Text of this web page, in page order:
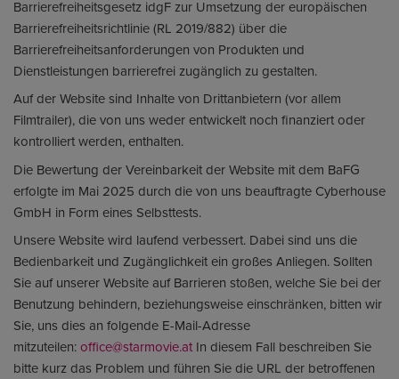
Barrierefreiheitsgesetz idgF zur Umsetzung der europäischen
Barrierefreiheitsrichtlinie (RL 2019/882) über die
Barrierefreiheitsanforderungen von Produkten und
Dienstleistungen barrierefrei zugänglich zu gestalten.
Auf der Website sind Inhalte von Drittanbietern (vor allem
Filmtrailer), die von uns weder entwickelt noch finanziert oder
kontrolliert werden, enthalten.
Die Bewertung der Vereinbarkeit der Website mit dem BaFG
erfolgte im Mai 2025 durch die von uns beauftragte Cyberhouse
GmbH in Form eines Selbsttests.
Unsere Website wird laufend verbessert. Dabei sind uns die
Bedienbarkeit und Zugänglichkeit ein großes Anliegen. Sollten
Sie auf unserer Website auf Barrieren stoßen, welche Sie bei der
Benutzung behindern, beziehungsweise einschränken, bitten wir
Sie, uns dies an folgende E-Mail-Adresse
mitzuteilen:office@starmovie.at In diesem Fall beschreiben Sie
bitte kurz das Problem und führen Sie die URL der betroffenen